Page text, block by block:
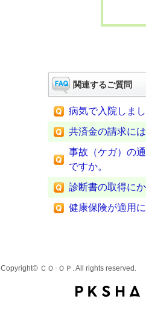
関連するご質問
病気で入院しま
共済金の請求に
事故（ケガ）の
ですか。
診断書の取得に
健康保険が適用
Copyright© ＣＯ･ＯＰ. All rights reserved.